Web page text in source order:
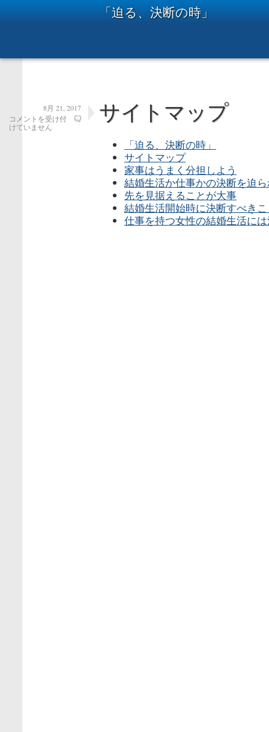
「迫る、決断の時」
8月 21, 2017
サ
イ
コメントを受け付
けていません
サイトマップ
「迫る、決断の時」
サイトマップ
家事はうまく分担しよう
結婚生活か仕事かの決断を迫
先を見据えることが大事
結婚生活開始時に決断すべき
仕事を持つ女性の結婚生活に